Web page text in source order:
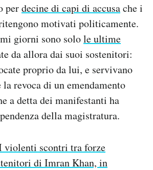
perdecine di capi di accusache i
motivati politicamente.
giorni sono solole ultime
da allora dai suoi sostenitori:
proprio da lui, e servivano
la revoca di un emendamento
a detta dei manifestanti ha
della magistratura.
violenti scontri tra forze
di Imran Khan, in